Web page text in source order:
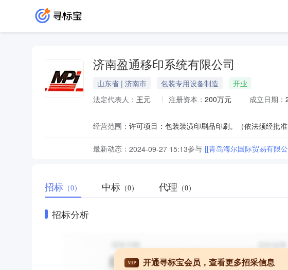
济南盈通移印系统有限公司
山东省 | 济南市 包装专用设备制造
开业
法定代表人： 王元 注册资本： 200万元 成立日期：
经营范围：
最新动态： 2024-09-27 15:13参与 [[青岛海尔国际贸易有限
招标 （0） 中标 （0） 代理 （0）
招标分析
VIP 开通寻标宝会员，查看更多招采信息